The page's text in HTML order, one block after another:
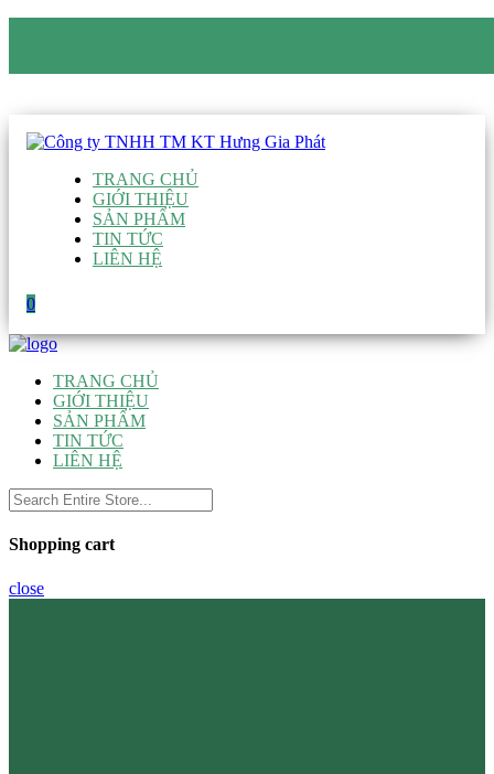
TRANG CHỦ
GIỚI THIỆU
SẢN PHẨM
TIN TỨC
LIÊN HỆ
0
TRANG CHỦ
GIỚI THIỆU
SẢN PHẨM
TIN TỨC
LIÊN HỆ
Shopping cart
close